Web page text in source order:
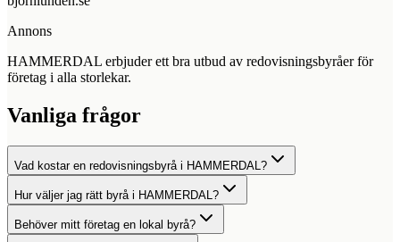
Annons
HAMMERDAL erbjuder ett bra utbud av redovisningsbyråer för
företag i alla storlekar.
Vanliga frågor
Vad kostar en redovisningsbyrå i HAMMERDAL?
Hur väljer jag rätt byrå i HAMMERDAL?
Behöver mitt företag en lokal byrå?